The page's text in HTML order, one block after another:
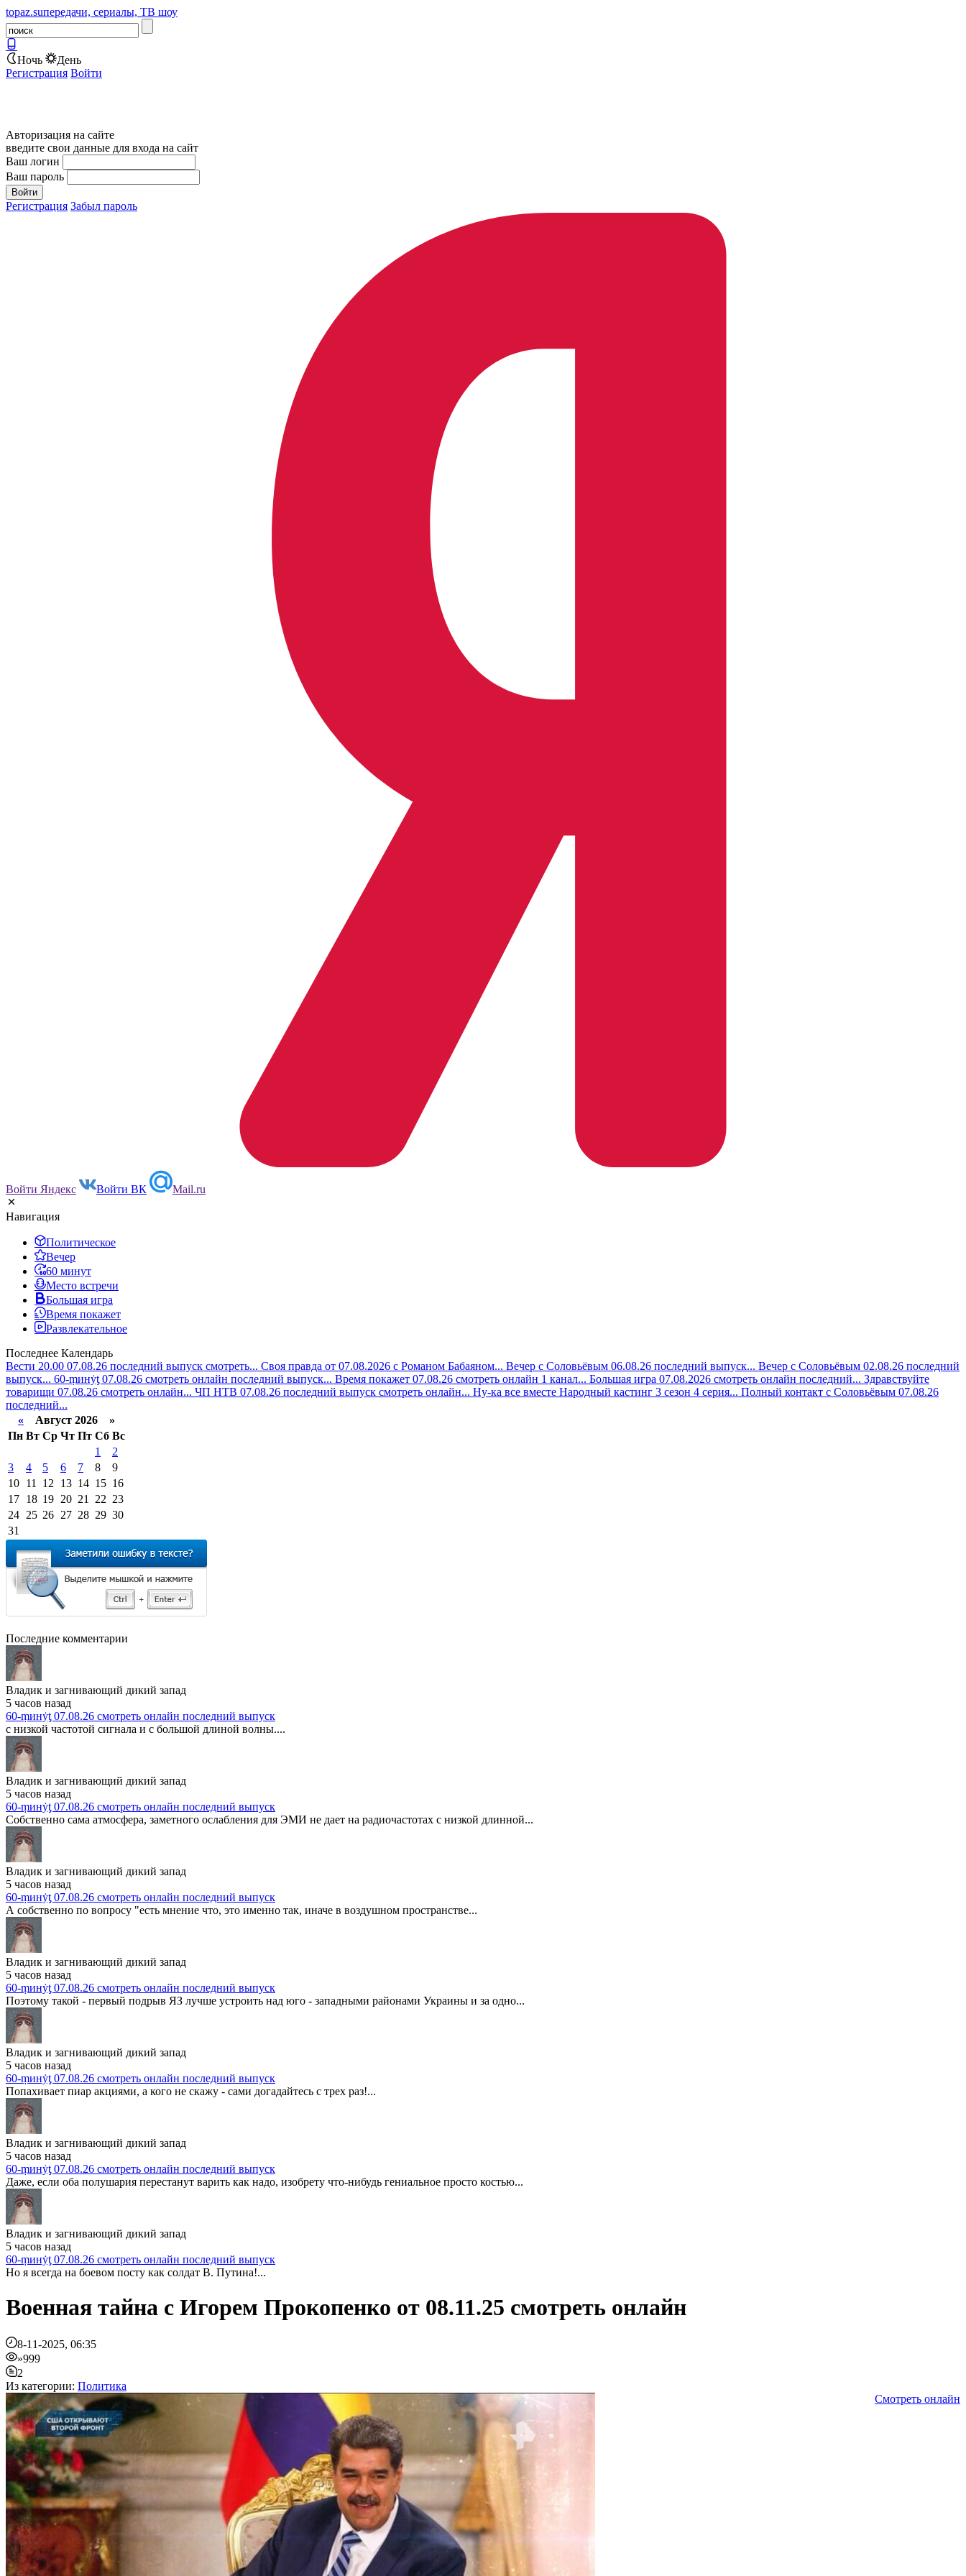
topaz.suпередачи, сериалы, ТВ шоу
Ночь
День
Регистрация Войти
Авторизация на сайте
введите свои данные для входа на сайт
Ваш логин
Ваш пароль
Регистрация Забыл пароль
Войти Яндекс Войти ВК Mail.ru
Навигация
Политическое
Вечер
60 минут
Место встречи
Большая игра
Время покажет
Развлекательное
Последнее Календарь
Вести 20.00 07.08.26 последний выпуск смотреть... Своя правда от 07.08.2026 с Романом Бабаяном... Вечер с Соловьёвым 06.08.26 последний выпуск... Вечер с Соловьёвым 02.08.26 последний
выпуск... 60-ṃинẏƫ 07.08.26 смотреть онлайн последний выпуск... Время покажет 07.08.26 смотреть онлайн 1 канал... Большая игра 07.08.2026 смотреть онлайн последний... Здравствуйте
товарищи 07.08.26 смотреть онлайн... ЧП НТВ 07.08.26 последний выпуск смотреть онлайн... Ну-ка все вместе Народный кастинг 3 сезон 4 серия... Полный контакт с Соловьёвым 07.08.26
последний...
« Август 2026 »
Пн Вт Ср Чт Пт Сб Вс
1
2
3
4 5 6 7 8
9
10 11 12 13 14 15 16
17 18 19 20 21 22 23
24 25 26 27 28 29 30
31
Последние комментарии
Владик и загнивающий дикий запад
5 часов назад
60-ṃинẏƫ 07.08.26 смотреть онлайн последний выпуск
с низкой частотой сигнала и с большой длиной волны....
Владик и загнивающий дикий запад
5 часов назад
60-ṃинẏƫ 07.08.26 смотреть онлайн последний выпуск
Собственно сама атмосфера, заметного ослабления для ЭМИ не дает на радиочастотах с низкой длинной...
Владик и загнивающий дикий запад
5 часов назад
60-ṃинẏƫ 07.08.26 смотреть онлайн последний выпуск
А собственно по вопросу "есть мнение что, это именно так, иначе в воздушном пространстве...
Владик и загнивающий дикий запад
5 часов назад
60-ṃинẏƫ 07.08.26 смотреть онлайн последний выпуск
Поэтому такой - первый подрыв ЯЗ лучше устроить над юго - западными районами Украины и за одно...
Владик и загнивающий дикий запад
5 часов назад
60-ṃинẏƫ 07.08.26 смотреть онлайн последний выпуск
Попахивает пиар акциями, а кого не скажу - сами догадайтесь с трех раз!...
Владик и загнивающий дикий запад
5 часов назад
60-ṃинẏƫ 07.08.26 смотреть онлайн последний выпуск
Даже, если оба полушария перестанут варить как надо, изобрету что-нибудь гениальное просто костью...
Владик и загнивающий дикий запад
5 часов назад
60-ṃинẏƫ 07.08.26 смотреть онлайн последний выпуск
Но я всегда на боевом посту как солдат В. Путина!...
Военная тайна с Игорем Прокопенко от 08.11.25 смотреть онлайн
8-11-2025, 06:35
»999
2
Из категории: Политика
Смотреть онлайн